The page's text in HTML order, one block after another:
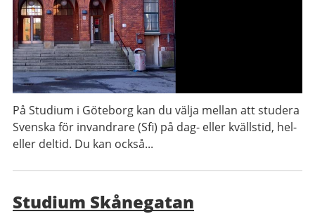
På Studium i Göteborg kan du välja mellan att studera
Svenska för invandrare (Sfi) på dag- eller kvällstid, hel-
eller deltid. Du kan också...
Studium Skånegatan